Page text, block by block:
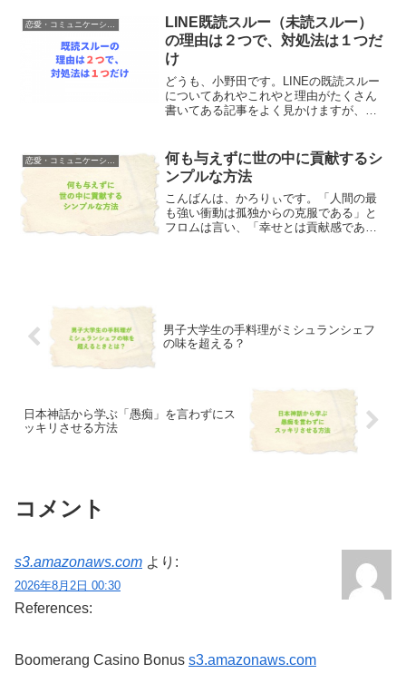
恋愛・コミュニケーション
LINE既読スルー（未読スルー）
の理由は２つで、対処法は１つだ
け
どうも、小野田です。LINEの既読スルー
についてあれやこれやと理由がたくさん
書いてある記事をよく見かけますが、こ
で、それへの対処法はたった１つだけ！
テストに出ます...
何も与えずに世の中に貢献するシ
ンプルな方法
こんばんは、かろりぃです。「人間の最
も強い衝動は孤独からの克服である」と
フロムは言い、「幸せとは貢献感であ
男子大学生の手料理がミシュランシェフ
の味を超える？
日本神話から学ぶ「愚痴」を言わずにス
ッキリさせる方法
コメント
s3.amazonaws.com より:
2026年8月2日 00:30
References:
Boomerang Casino Bonus s3.amazonaws.com